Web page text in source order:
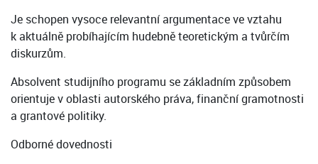
Je schopen vysoce relevantní argumentace ve vztahu
k aktuálně probíhajícím hudebně teoretickým a tvůrčím
diskurzům.
Absolvent studijního programu se základním způsobem
orientuje v oblasti autorského práva, finanční gramotnosti
a grantové politiky.
Odborné dovednosti